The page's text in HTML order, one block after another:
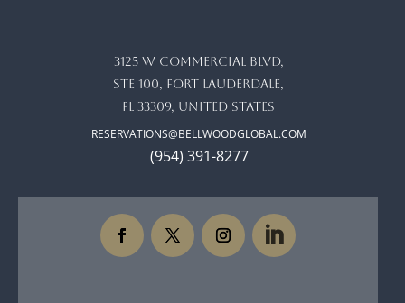
3125 W commercial blvd,
ste 100, Fort Lauderdale,
FL 33309, United States
RESERVATIONS@BELLWOODGLOBAL.COM
(954) 391-8277